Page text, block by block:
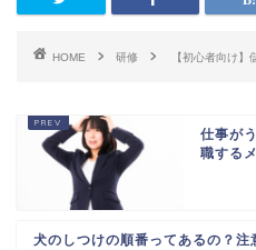
HOME 研修 【初心者向け
仕事が
職する
犬のしつけの順番ってあるの？注